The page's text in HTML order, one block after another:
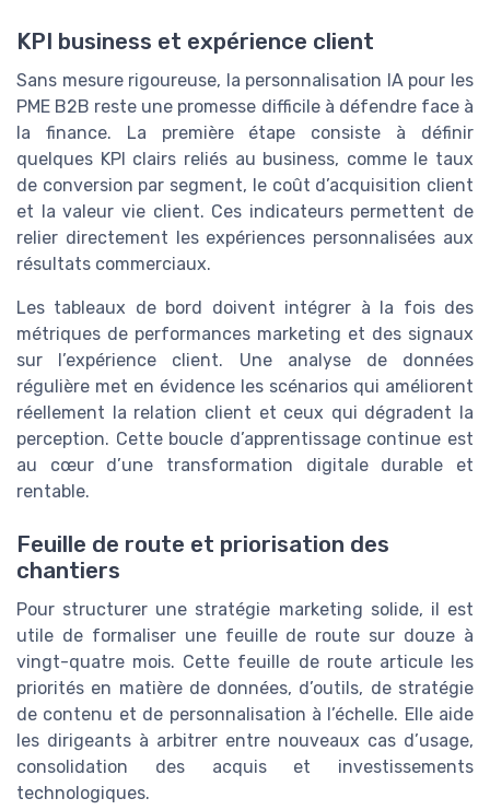
KPI business et expérience client
Sans mesure rigoureuse, la personnalisation IA pour les
PME B2B reste une promesse difficile à défendre face à
la finance. La première étape consiste à définir
quelques KPI clairs reliés au business, comme le taux
de conversion par segment, le coût d’acquisition client
et la valeur vie client. Ces indicateurs permettent de
relier directement les expériences personnalisées aux
résultats commerciaux.
Les tableaux de bord doivent intégrer à la fois des
métriques de performances marketing et des signaux
sur l’expérience client. Une analyse de données
régulière met en évidence les scénarios qui améliorent
réellement la relation client et ceux qui dégradent la
perception. Cette boucle d’apprentissage continue est
au cœur d’une transformation digitale durable et
rentable.
Feuille de route et priorisation des
chantiers
Pour structurer une stratégie marketing solide, il est
utile de formaliser une feuille de route sur douze à
vingt-quatre mois. Cette feuille de route articule les
priorités en matière de données, d’outils, de stratégie
de contenu et de personnalisation à l’échelle. Elle aide
les dirigeants à arbitrer entre nouveaux cas d’usage,
consolidation des acquis et investissements
technologiques.